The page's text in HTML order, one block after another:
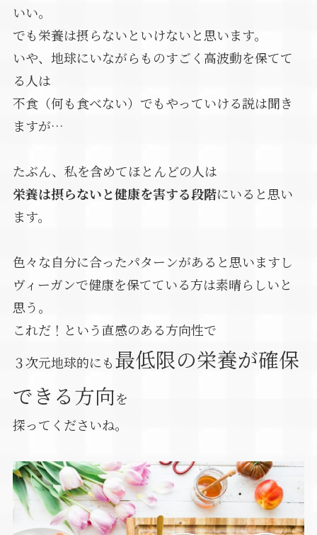
いい。
でも栄養は摂らないといけないと思います。
いや、地球にいながらものすごく高波動を保てて
る人は
不食（何も食べない）でもやっていける説は聞き
ますが…
たぶん、私を含めてほとんどの人は
栄養は摂らないと健康を害する段階にいると思い
ます。
色々な自分に合ったパターンがあると思いますし
ヴィーガンで健康を保てている方は素晴らしいと
思う。
これだ！という直感のある方向性で
３次元地球的にも最低限の栄養が確保
できる方向を
探ってくださいね。